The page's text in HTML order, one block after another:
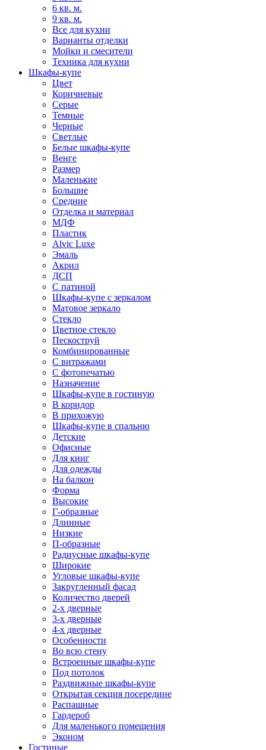
6 кв. м.
9 кв. м.
Все для кухни
Варианты отделки
Мойки и смесители
Техника для кухни
Шкафы-купе
Цвет
Коричневые
Серые
Темные
Черные
Светлые
Белые шкафы-купе
Венге
Размер
Маленькие
Большие
Средние
Отделка и материал
МДФ
Пластик
Alvic Luxe
Эмаль
Акрил
ДСП
С патиной
Шкафы-купе с зеркалом
Матовое зеркало
Стекло
Цветное стекло
Пескоструй
Комбинированные
С витражами
С фотопечатью
Назначение
Шкафы-купе в гостиную
В коридор
В прихожую
Шкафы-купе в спальню
Детские
Офисные
Для книг
Для одежды
На балкон
Форма
Высокие
Г-образные
Длинные
Низкие
П-образные
Радиусные шкафы-купе
Широкие
Угловые шкафы-купе
Закругленный фасад
Количество дверей
2-х дверные
3-х дверные
4-х дверные
Особенности
Во всю стену
Встроенные шкафы-купе
Под потолок
Раздвижные шкафы-купе
Открытая секция посередине
Распашные
Гардероб
Для маленького помещения
Эконом
Гостиные